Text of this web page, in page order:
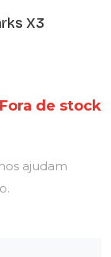
X3
Fora de stock
ajudam